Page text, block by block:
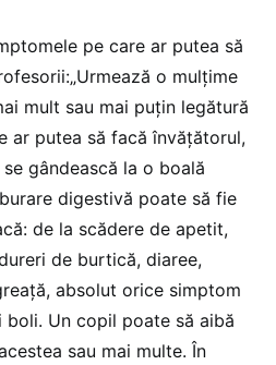
pe care ar putea să
o mulțime
mult sau mai puțin legătură
ar putea să facă învățătorul,
gândească la o boală
digestivă poate să fie
de la scădere de apetit,
de burtică, diaree,
absolut orice simptom
Un copil poate să aibă
sau mai multe. În